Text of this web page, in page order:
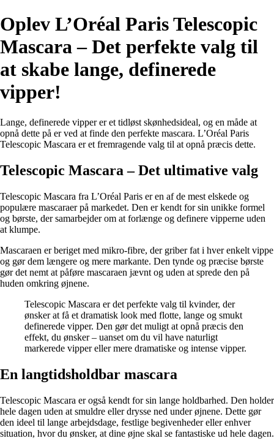
Oplev L’Oréal Paris Telescopic
Mascara – Det perfekte valg til
at skabe lange, definerede
vipper!
Lange, definerede vipper er et tidløst skønhedsideal, og en måde at
opnå dette på er ved at finde den perfekte mascara. L’Oréal Paris
Telescopic Mascara er et fremragende valg til at opnå præcis dette.
Telescopic Mascara – Det ultimative valg
Telescopic Mascara fra L’Oréal Paris er en af de mest elskede og
populære mascaraer på markedet. Den er kendt for sin unikke formel
og børste, der samarbejder om at forlænge og definere vipperne uden
at klumpe.
Mascaraen er beriget med mikro-fibre, der griber fat i hver enkelt vippe
og gør dem længere og mere markante. Den tynde og præcise børste
gør det nemt at påføre mascaraen jævnt og uden at sprede den på
huden omkring øjnene.
Telescopic Mascara er det perfekte valg til kvinder, der
ønsker at få et dramatisk look med flotte, lange og smukt
definerede vipper. Den gør det muligt at opnå præcis den
effekt, du ønsker – uanset om du vil have naturligt
markerede vipper eller mere dramatiske og intense vipper.
En langtidsholdbar mascara
Telescopic Mascara er også kendt for sin lange holdbarhed. Den holder
hele dagen uden at smuldre eller drysse ned under øjnene. Dette gør
den ideel til lange arbejdsdage, festlige begivenheder eller enhver
situation, hvor du ønsker, at dine øjne skal se fantastiske ud hele dagen.